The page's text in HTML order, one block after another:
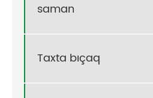
saman
Taxta bıçaq